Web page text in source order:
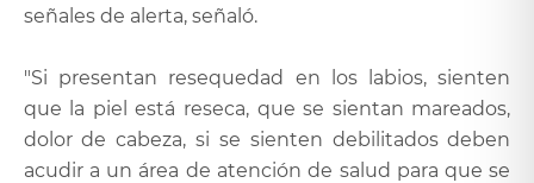
señales de alerta, señaló.
"Si presentan resequedad en los labios, sienten
que la piel está reseca, que se sientan mareados,
dolor de cabeza, si se sienten debilitados deben
acudir a un área de atención de salud para que se